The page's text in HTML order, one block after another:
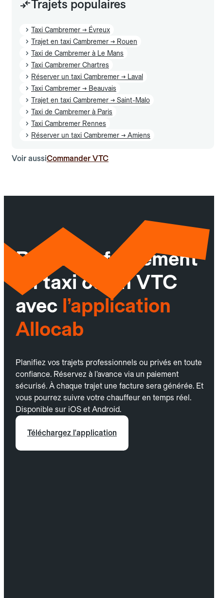
Trajets populaires
Taxi Cambremer → Évreux
Trajet en taxi Cambremer → Rouen
Taxi de Cambremer à Le Mans
Taxi Cambremer Chartres
Réserver un taxi Cambremer → Laval
Taxi Cambremer → Beauvais
Trajet en taxi Cambremer → Saint-Malo
Taxi de Cambremer à Paris
Taxi Cambremer Rennes
Réserver un taxi Cambremer → Amiens
Voir aussiCommander VTC
Réservez facilement
un taxi ou un VTC
avec l’application
Allocab
Planifiez vos trajets professionnels ou privés en toute
confiance. Réservez à l’avance via un paiement
sécurisé. À chaque trajet une facture sera générée. Et
vous pourrez suivre votre chauffeur en temps réel.
Disponible sur iOS et Android.
Téléchargez l'application